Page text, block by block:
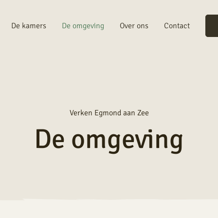
De kamers De omgeving Over ons Contact
Verken Egmond aan Zee
De omgeving